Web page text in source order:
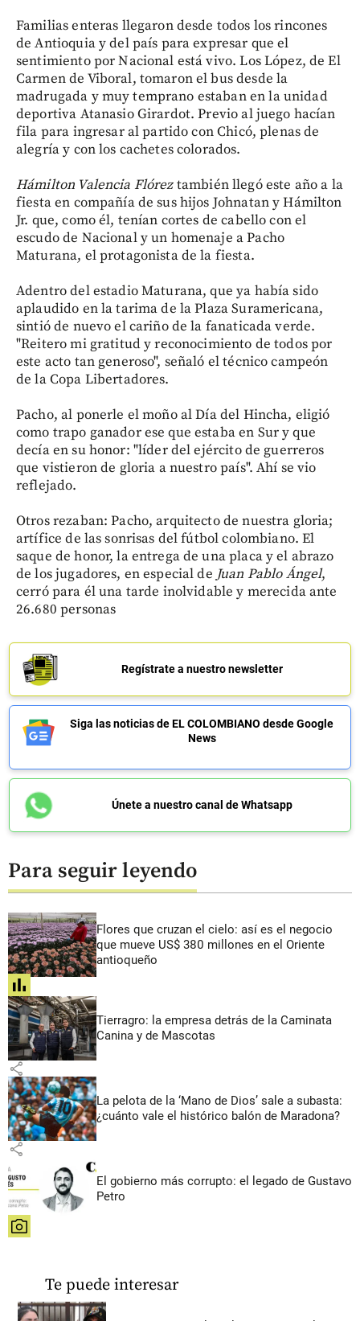
Familias enteras llegaron desde todos los rincones
de Antioquia y del país para expresar que el
sentimiento por Nacional está vivo. Los López, de El
Carmen de Viboral, tomaron el bus desde la
madrugada y muy temprano estaban en la unidad
deportiva Atanasio Girardot. Previo al juego hacían
fila para ingresar al partido con Chicó, plenas de
alegría y con los cachetes colorados.
Hámilton Valencia Flóreztambién llegó este año a la
fiesta en compañía de sus hijos Johnatan y Hámilton
Jr. que, como él, tenían cortes de cabello con el
escudo de Nacional y un homenaje a Pacho
Maturana, el protagonista de la fiesta.
Adentro del estadio Maturana, que ya había sido
aplaudido en la tarima de la Plaza Suramericana,
sintió de nuevo el cariño de la fanaticada verde.
"Reitero mi gratitud y reconocimiento de todos por
este acto tan generoso", señaló el técnico campeón
de la Copa Libertadores.
Pacho, al ponerle el moño al Día del Hincha, eligió
como trapo ganador ese que estaba en Sur y que
decía en su honor: "líder del ejército de guerreros
que vistieron de gloria a nuestro país". Ahí se vio
reflejado.
Otros rezaban: Pacho, arquitecto de nuestra gloria;
artífice de las sonrisas del fútbol colombiano. El
saque de honor, la entrega de una placa y el abrazo
de los jugadores, en especial de Juan Pablo Ángel,
cerró para él una tarde inolvidable y merecida ante
26.680 personas
Regístrate a nuestro newsletter
Siga las noticias de EL COLOMBIANO desde Google
News
Únete a nuestro canal de Whatsapp
Para seguir leyendo
Flores que cruzan el cielo: así es el negocio
que mueve US$ 380 millones en el Oriente
antioqueño
share
Tierragro: la empresa detrás de la Caminata
Canina y de Mascotas
share
La pelota de la ‘Mano de Dios’ sale a subasta:
¿cuánto vale el histórico balón de Maradona?
share
El gobierno más corrupto: el legado de Gustavo
Petro
share
Te puede interesar